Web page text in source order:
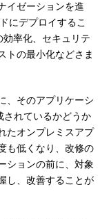
イゼーションを進
にデプロイするこ
率化、セキュリテ
トの最小化などさま
、そのアプリケーシ
されているかどうか
たオンプレミスアプ
も低くなり、改修の
ションの前に、対象
し、改善することが